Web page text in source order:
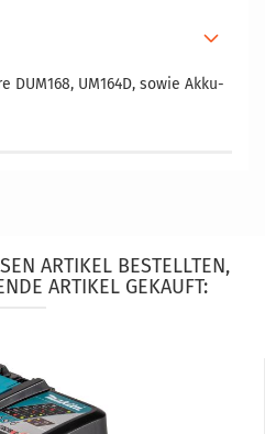
DUM168, UM164D, sowie Akku-
ARTIKEL BESTELLTEN,
ARTIKEL GEKAUFT: